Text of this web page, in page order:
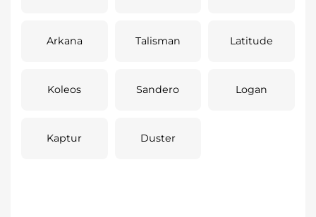
Arkana Talisman Latitude
Koleos Sandero Logan
Kaptur Duster